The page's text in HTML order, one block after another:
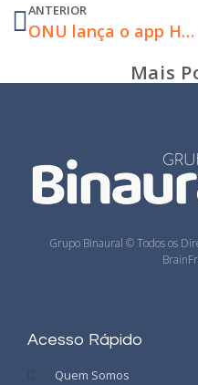
ANTERIOR
ONU lança o app HearWho para combater nova epidemia mundial: a perda auditiva
Mais
Grupo Binaural © Todos os
Acesso Rápido
Quem Somos